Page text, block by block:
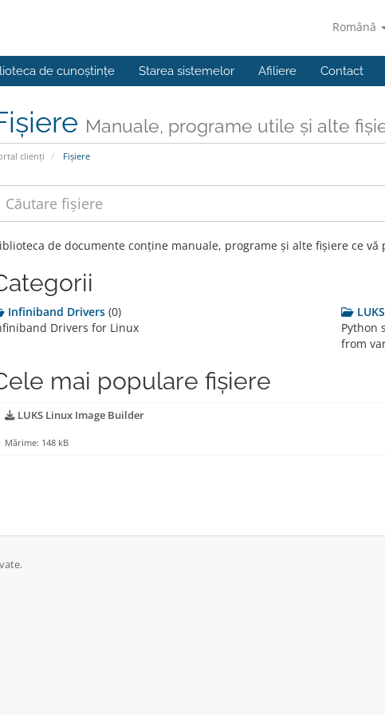
Română
de cunoștințe Starea sistemelor Afiliere Contact
Manuale, programe utile și alte
clienți Fișiere
de documente conține manuale, programe și alte fișiere ce
Infiniband Drivers (0)
Drivers for Linux
Python
from
mai populare fișiere
LUKS Linux Image Builder
Mărime: 148 kB